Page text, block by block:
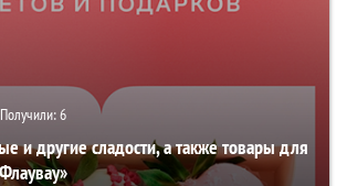
Получили:6
и другие сладости, а также товары для